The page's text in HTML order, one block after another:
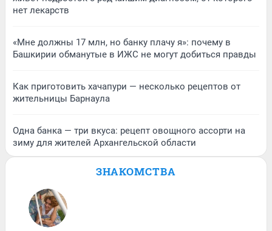
нет лекарств
«Мне должны 17 млн, но банку плачу я»: почему в
Башкирии обманутые в ИЖС не могут добиться правды
Как приготовить хачапури — несколько рецептов от
жительницы Барнаула
Одна банка — три вкуса: рецепт овощного ассорти на
зиму для жителей Архангельской области
ЗНАКОМСТВА